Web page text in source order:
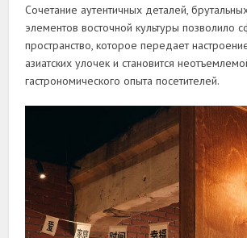
Сочетание аутентичных деталей,
элементов восточной культуры позволило
пространство, которое передает
азиатских улочек и становится
гастрономического опыта посетителей.